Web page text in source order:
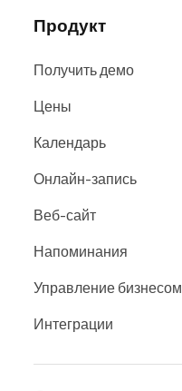
Продукт
Получить демо
Цены
Календарь
Онлайн-запись
Веб-сайт
Напоминания
Управление бизнесом
Интеграции